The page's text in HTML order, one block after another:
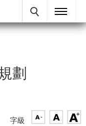
劃
字級